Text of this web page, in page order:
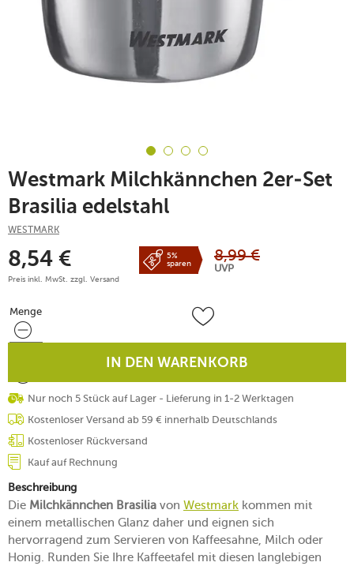
Westmark Milchkännchen 2er-Set
Brasilia edelstahl
WESTMARK
8,54 €
Preis inkl. MwSt. zzgl. Versand
5%
sparen
8,99 €
UVP
Menge
Menge
IN DEN WARENKORB
Nur noch 5 Stück auf Lager - Lieferung in 1-2 Werktagen
Kostenloser Versand ab 59 € innerhalb Deutschlands
Kostenloser Rückversand
Kauf auf Rechnung
Beschreibung
Die Milchkännchen Brasilia von Westmark kommen mit
einem metallischen Glanz daher und eignen sich
hervorragend zum Servieren von Kaffeesahne, Milch oder
Honig. Runden Sie Ihre Kaffeetafel mit diesen langlebigen